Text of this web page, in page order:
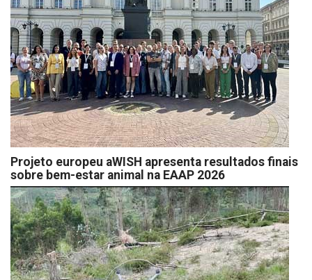
Projeto europeu aWISH apresenta resultados finais
sobre bem-estar animal na EAAP 2026